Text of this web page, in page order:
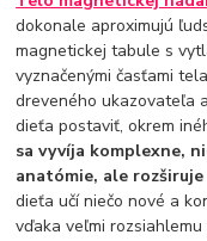
dokonale aproximujú
magnetickej tabule s
vyznačenými časťami
dreveného ukazovateľa
dieťa postaviť, okrem
sa vyvíja komplexne,
anatómie, ale
dieťa učí niečo nové a
vďaka veľmi